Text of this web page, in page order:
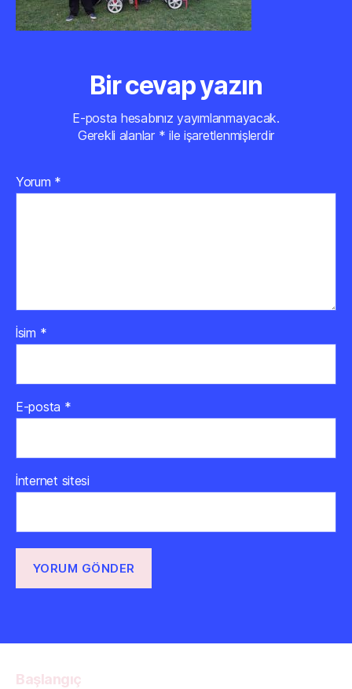
Bir cevap yazın
E-posta hesabınız yayımlanmayacak.
Gerekli alanlar * ile işaretlenmişlerdir
Yorum *
İsim *
E-posta *
İnternet sitesi
Başlangıç